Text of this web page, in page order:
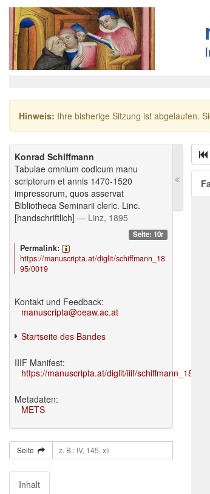
Hinweis: Ihre bisherige Sitzung ist abgelaufen.
Konrad Schiffmann
Tabulae omnium codicum manu
scriptorum et annis 1470-1520
impressorum, quos asservat
Bibliotheca Seminarii cleric. Linc.
[handschriftlich] — Linz, 1895
Seite: 10r
Permalink:
https://manuscripta.at/diglit/schiffmann_18
95/0019
Kontakt und Feedback:
manuscripta@oeaw.ac.at
Startseite des Bandes
IIIF Manifest:
https://manuscripta.at/diglit/iiif/schiffmann_1895/
Metadaten:
METS
Seite
Inhalt